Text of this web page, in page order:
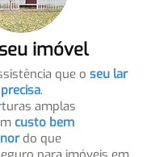
imóvel
que o seu lar
precisa.
amplas
custo bem
do que